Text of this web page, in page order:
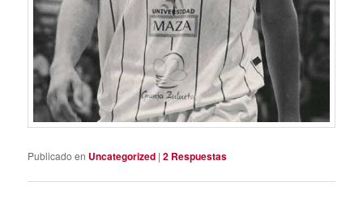
Publicado en Uncategorized |2 Respuestas